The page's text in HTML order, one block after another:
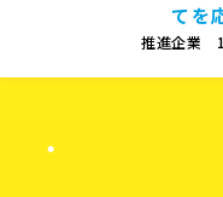
てを
推進企業